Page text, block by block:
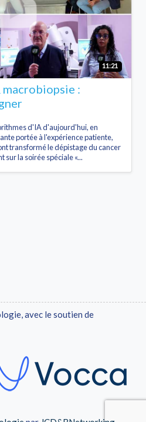
11:21
:
d'IA d'aujourd'hui, en
portée à l'expérience patiente,
transformé le dépistage du cancer
sur la soirée spéciale «...
avec le soutien de